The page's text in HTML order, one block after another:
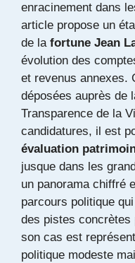
enracinement dans
article propose un
de la fortune Jean
évolution des
et revenus annexes.
déposées auprès de
Transparence de la
candidatures, il est
évaluation
jusque dans les
un panorama chiffré
parcours politique
des pistes concrètes
son cas est
politique modeste